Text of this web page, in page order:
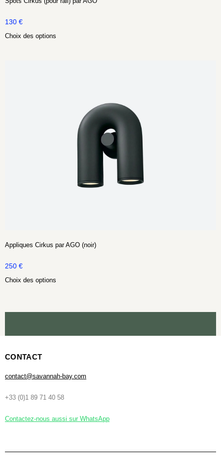
130 €
Choix des options
Appliques Cirkus par AGO (noir)
250 €
Choix des options
CONTACT
contact@savannah-bay.com
+33 (0)1 89 71 40 58
Contactez-nous aussi sur WhatsApp